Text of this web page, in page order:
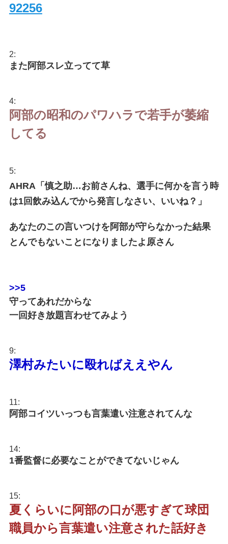
92256
2:
また阿部スレ立ってて草
4:
阿部の昭和のパワハラで若手が萎縮
してる
5:
AHRA「慎之助…お前さんね、選手に何かを言う時
は1回飲み込んでから発言しなさい、いいね？」
あなたのこの言いつけを阿部が守らなかった結果
とんでもないことになりましたよ原さん
>>5
守ってあれだからな
一回好き放題言わせてみよう
9:
澤村みたいに殴ればええやん
11:
阿部コイツいっつも言葉遣い注意されてんな
14:
1番監督に必要なことができてないじゃん
15:
夏くらいに阿部の口が悪すぎて球団
職員から言葉遣い注意された話好き